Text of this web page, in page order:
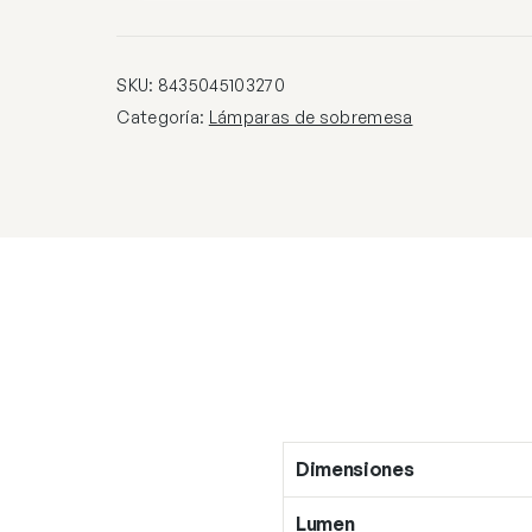
SKU: 8435045103270
Categoría: Lámparas de sobremesa
Dimensiones
Lumen